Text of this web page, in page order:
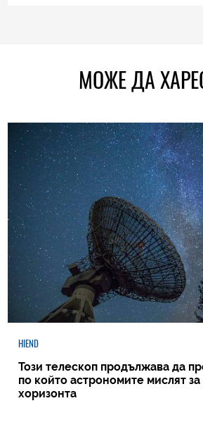
МОЖЕ ДА
HIEND
Този телескоп продължава да
по който астрономите мислят
хоризонта